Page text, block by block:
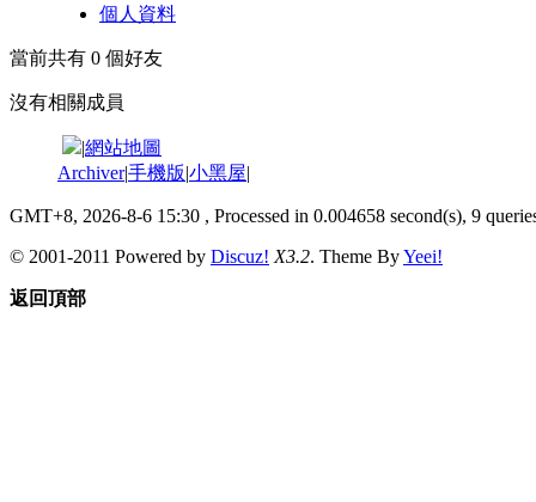
個人資料
當前共有 0 個好友
沒有相關成員
|網站地圖
Archiver|手機版|小黑屋|
GMT+8, 2026-8-6 15:30 , Processed in 0.004658 second(s), 9
© 2001-2011 Powered by Discuz! X3.2. Theme ByYeei!
返回頂部